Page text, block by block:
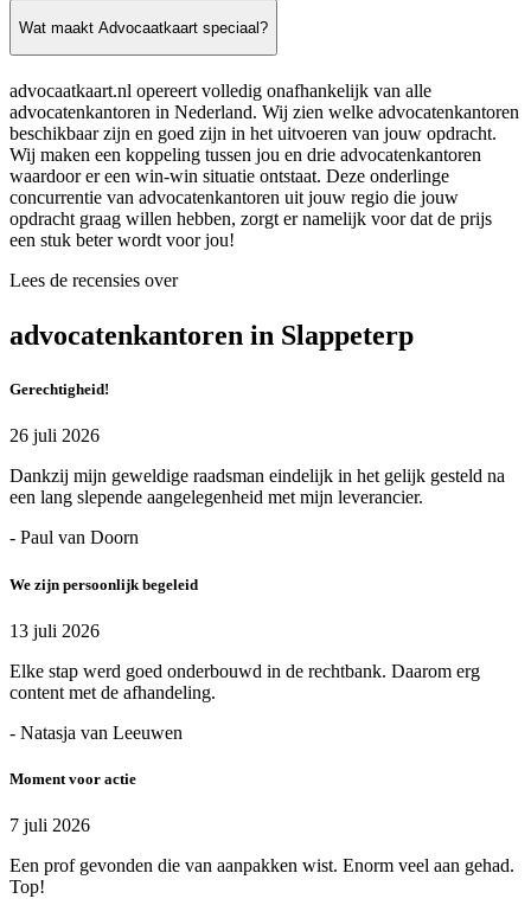
Wat maakt Advocaatkaart speciaal?
advocaatkaart.nl opereert volledig onafhankelijk van alle
advocatenkantoren in Nederland. Wij zien welke advocatenkantoren
beschikbaar zijn en goed zijn in het uitvoeren van jouw opdracht.
Wij maken een koppeling tussen jou en drie advocatenkantoren
waardoor er een win-win situatie ontstaat. Deze onderlinge
concurrentie van advocatenkantoren uit jouw regio die jouw
opdracht graag willen hebben, zorgt er namelijk voor dat de prijs
een stuk beter wordt voor jou!
Lees de recensies over
advocatenkantoren in Slappeterp
Gerechtigheid!
26 juli 2026
Dankzij mijn geweldige raadsman eindelijk in het gelijk gesteld na
een lang slepende aangelegenheid met mijn leverancier.
- Paul van Doorn
We zijn persoonlijk begeleid
13 juli 2026
Elke stap werd goed onderbouwd in de rechtbank. Daarom erg
content met de afhandeling.
- Natasja van Leeuwen
Moment voor actie
7 juli 2026
Een prof gevonden die van aanpakken wist. Enorm veel aan gehad.
Top!